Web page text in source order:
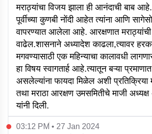
मराठ्यांचा विजय झाला ही आनंदाची बाब
पूर्वीच्या कुणबी नोंदी आहेत त्यांना आणि
वापरण्यात आलेला आहे. आरक्षणात
वाढेल.शासनाने अध्यादेश काढला,त्यावर
मगवण्यासाठी एक महिन्याचा कालावधी
हा विषय स्वागतार्ह आहे.त्यातून बऱ्या प्रमाणात
असलेल्यांना फायदा मिळेल अशी प्रतिक्रिया
तथा मराठा आरक्षण उमसमितीचे माजी
यांनी दिली.
03:12 PM • 27 Jan 2024